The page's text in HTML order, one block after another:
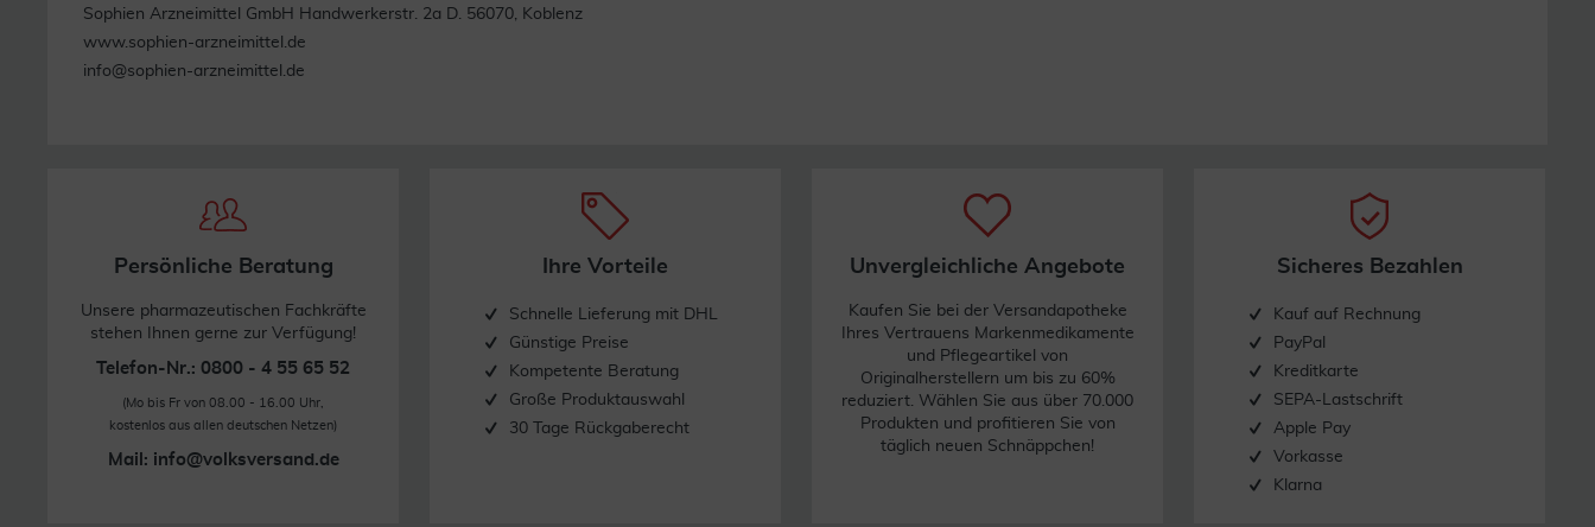
Sophien Arzneimittel GmbH Handwerkerstr. 2a D. 56070, Koblenz
www.sophien-arzneimittel.de
info@sophien-arzneimittel.de
Persönliche Beratung
Unsere pharmazeutischen Fachkräfte
stehen Ihnen gerne zur Verfügung!
Telefon-Nr.: 0800 - 4 55 65 52
(Mo bis Fr von 08.00 - 16.00 Uhr,
kostenlos aus allen deutschen Netzen)
Mail: info@volksversand.de
Ihre Vorteile
Schnelle Lieferung mit DHL
Günstige Preise
Kompetente Beratung
Große Produktauswahl
30 Tage Rückgaberecht
Unvergleichliche Angebote
Kaufen Sie bei der Versandapotheke
Ihres Vertrauens Markenmedikamente
und Pflegeartikel von
Originalherstellern um bis zu 60%
reduziert. Wählen Sie aus über 70.000
Produkten und profitieren Sie von
täglich neuen Schnäppchen!
Sicheres Bezahlen
Kauf auf Rechnung
PayPal
Kreditkarte
SEPA-Lastschrift
Apple Pay
Vorkasse
Klarna